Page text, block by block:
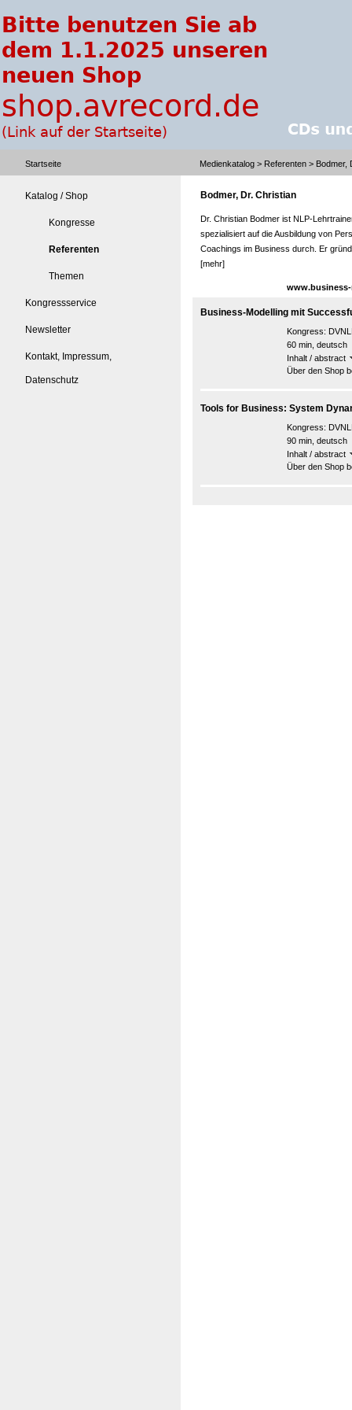
Startseite Medienkatalog > Referenten > Bodmer,
Katalog / Shop
Kongresse
Referenten
Themen
Kongressservice
Newsletter
Kontakt, Impressum,
Datenschutz
Bodmer, Dr. Christian
Dr. Christian Bodmer ist NLP-
spezialisiert auf die Ausbildung von
Coachings im Business durch. Er
[mehr]
Business-Modelling mit
Kongress:
60 min, deutsch
Inhalt / abstract
Über den Shop
Tools for Business: System
Kongress:
90 min, deutsch
Inhalt / abstract
Über den Shop